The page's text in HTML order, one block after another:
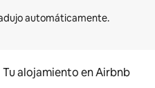
Tu alojamiento en Airbnb